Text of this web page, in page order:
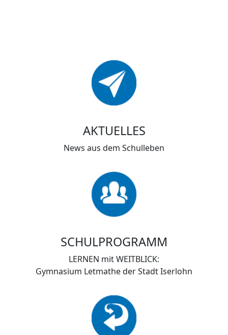
AKTUELLES
News aus dem Schulleben
SCHULPROGRAMM
LERNEN mit WEITBLICK:
Gymnasium Letmathe der Stadt Iserlohn